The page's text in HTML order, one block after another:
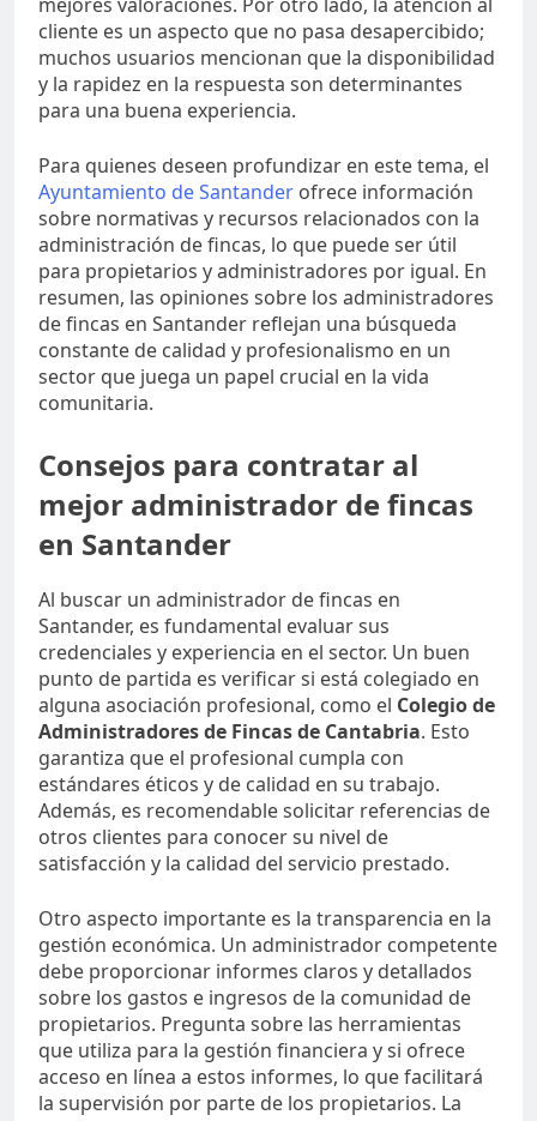
cliente es un aspecto que no pasa desapercibido;
muchos usuarios mencionan que la disponibilidad
y la rapidez en la respuesta son determinantes
para una buena experiencia.
Para quienes deseen profundizar en este tema, el
Ayuntamiento de Santander ofrece información
sobre normativas y recursos relacionados con la
administración de fincas, lo que puede ser útil
para propietarios y administradores por igual. En
resumen, las opiniones sobre los administradores
de fincas en Santander reflejan una búsqueda
constante de calidad y profesionalismo en un
sector que juega un papel crucial en la vida
comunitaria.
Consejos para contratar al
mejor administrador de fincas
en Santander
Al buscar un administrador de fincas en
Santander, es fundamental evaluar sus
credenciales y experiencia en el sector. Un buen
punto de partida es verificar si está colegiado en
alguna asociación profesional, como el Colegio de
Administradores de Fincas de Cantabria. Esto
garantiza que el profesional cumpla con
estándares éticos y de calidad en su trabajo.
Además, es recomendable solicitar referencias de
otros clientes para conocer su nivel de
satisfacción y la calidad del servicio prestado.
Otro aspecto importante es la transparencia en la
gestión económica. Un administrador competente
debe proporcionar informes claros y detallados
sobre los gastos e ingresos de la comunidad de
propietarios. Pregunta sobre las herramientas
que utiliza para la gestión financiera y si ofrece
acceso en línea a estos informes, lo que facilitará
la supervisión por parte de los propietarios. La